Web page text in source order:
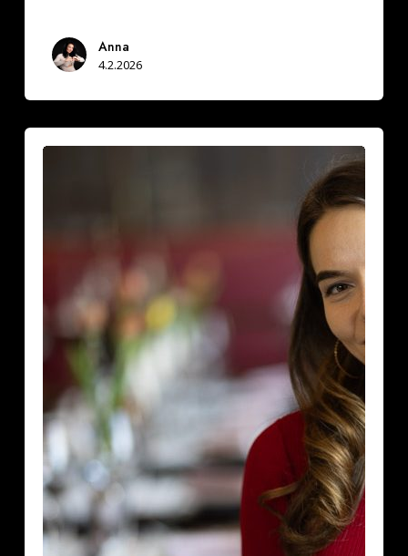
Anna
4.2.2026
sellaista